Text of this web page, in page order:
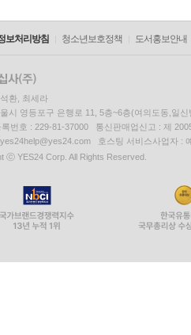
보처리방침 청소년보호정책 도서홍보안내
환, 최세라
시 영등포구 은행로 11, 5층~6층(여의도동,일신
록번호 : 229-81-37000 통신판매업신고 : 제
호스팅 서비스사업자 :
ⓒ YES24 Corp. All Rights Reserved.